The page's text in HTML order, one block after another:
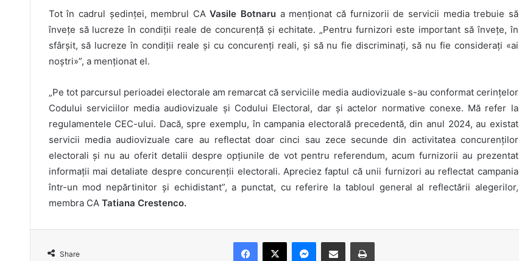
Tot în cadrul ședinței, membrul CAVasile Botnaru a menționat că furnizorii de servicii media trebuie să
învețe să lucreze în condiții reale de concurență și echitate. „Pentru furnizori este important să învețe, în
sfârșit, să lucreze în condiții reale și cu concurenți reali, și să nu fie discriminați, să nu fie considerați «ai
noștri»”, a menționat el.
„Pe tot parcursul perioadei electorale am remarcat că serviciile media audiovizuale s-au conformat cerințelor
Codului serviciilor media audiovizuale și Codului Electoral, dar și actelor normative conexe. Mă refer la
regulamentele CEC-ului. Dacă, spre exemplu, în campania electorală precedentă, din anul 2024, au existat
servicii media audiovizuale care au reflectat doar cinci sau zece secunde din activitatea concurenților
electorali și nu au oferit detalii despre opțiunile de vot pentru referendum, acum furnizorii au prezentat
informații mai detaliate despre concurenții electorali. Apreciez faptul că unii furnizori au reflectat campania
într-un mod nepărtinitor și echidistant”, a punctat, cu referire la tabloul general al reflectării alegerilor,
membra CA Tatiana Crestenco.
Share
X